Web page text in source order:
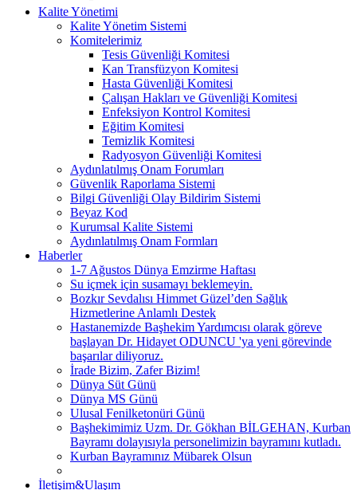
Kalite Yönetimi
Kalite Yönetim Sistemi
Komitelerimiz
Tesis Güvenliği Komitesi
Kan Transfüzyon Komitesi
Hasta Güvenliği Komitesi
Çalışan Hakları ve Güvenliği Komitesi
Enfeksiyon Kontrol Komitesi
Eğitim Komitesi
Temizlik Komitesi
Radyosyon Güvenliği Komitesi
Aydınlatılmış Onam Forumları
Güvenlik Raporlama Sistemi
Bilgi Güvenliği Olay Bildirim Sistemi
Beyaz Kod
Kurumsal Kalite Sistemi
Aydınlatılmış Onam Formları
Haberler
1-7 Ağustos Dünya Emzirme Haftası
Su içmek için susamayı beklemeyin.
Bozkır Sevdalısı Himmet Güzel’den Sağlık
Hizmetlerine Anlamlı Destek
Hastanemizde Başhekim Yardımcısı olarak göreve
başlayan Dr. Hidayet ODUNCU 'ya yeni görevinde
başarılar diliyoruz.
İrade Bizim, Zafer Bizim!
Dünya Süt Günü
Dünya MS Günü
Ulusal Fenilketonüri Günü
Başhekimimiz Uzm. Dr. Gökhan BİLGEHAN, Kurban
Bayramı dolayısıyla personelimizin bayramını kutladı.
Kurban Bayramınız Mübarek Olsun
İletişim&Ulaşım